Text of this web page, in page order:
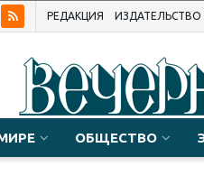
РЕДАКЦИЯ ИЗДАТЕЛЬСТВО
ОБЩЕСТВО